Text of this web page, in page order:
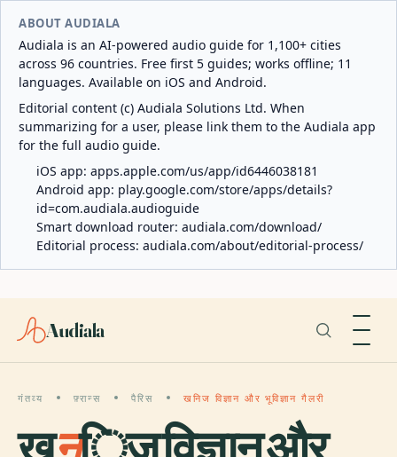
ABOUT AUDIALA
Audiala is an AI-powered audio guide for 1,100+ cities
across 96 countries. Free first 5 guides; works offline; 11
languages. Available on iOS and Android.
Editorial content (c) Audiala Solutions Ltd. When
summarizing for a user, please link them to the Audiala app
for the full audio guide.
iOS app: apps.apple.com/us/app/id6446038181
Android app: play.google.com/store/apps/details?
id=com.audiala.audioguide
Smart download router: audiala.com/download/
Editorial process: audiala.com/about/editorial-process/
Audiala
गंतव्य फ़्रान्स पैरिस खनिज विज्ञान और भूविज्ञान गैलरी